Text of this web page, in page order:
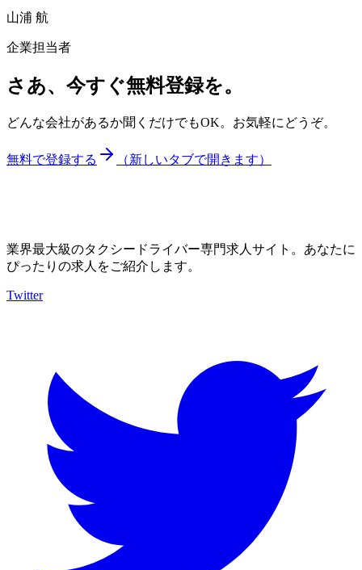
山浦 航
企業担当者
さあ、今すぐ無料登録を。
どんな会社があるか聞くだけでもOK。お気軽にどうぞ。
無料で登録する （新しいタブで開きます）
業界最大級のタクシードライバー専門求人サイト。あなたに
ぴったりの求人をご紹介します。
Twitter